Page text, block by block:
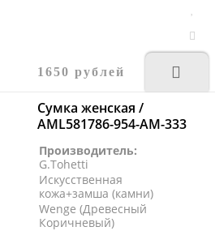
1650 рублей
Сумка женская /
AML581786-954-AM-333
Производитель:
G.Tohetti
Искусственная
кожа+замша (камни)
Wenge (Древесный
Коричневый)